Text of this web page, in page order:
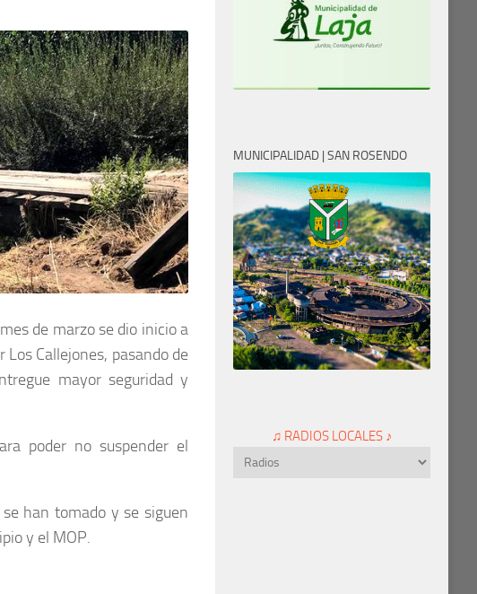
de marzo se dio inicio a
Callejones, pasando de
mayor seguridad y
poder no suspender el
han tomado y se siguen
y el MOP.
MUNICIPALIDAD | SAN ROSENDO
♫ RADIOS LOCALES ♪